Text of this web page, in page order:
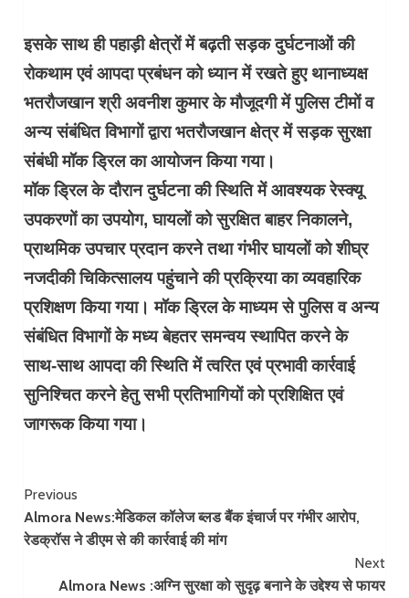
इसके साथ ही पहाड़ी क्षेत्रों में बढ़ती सड़क दुर्घटनाओं की
रोकथाम एवं आपदा प्रबंधन को ध्यान में रखते हुए थानाध्यक्ष
भतरौजखान श्री अवनीश कुमार के मौजूदगी में पुलिस टीमों व
अन्य संबंधित विभागों द्वारा भतरौजखान क्षेत्र में सड़क सुरक्षा
संबंधी मॉक ड्रिल का आयोजन किया गया।
मॉक ड्रिल के दौरान दुर्घटना की स्थिति में आवश्यक रेस्क्यू
उपकरणों का उपयोग, घायलों को सुरक्षित बाहर निकालने,
प्राथमिक उपचार प्रदान करने तथा गंभीर घायलों को शीघ्र
नजदीकी चिकित्सालय पहुंचाने की प्रक्रिया का व्यवहारिक
प्रशिक्षण किया गया। मॉक ड्रिल के माध्यम से पुलिस व अन्य
संबंधित विभागों के मध्य बेहतर समन्वय स्थापित करने के
साथ-साथ आपदा की स्थिति में त्वरित एवं प्रभावी कार्रवाई
सुनिश्चित करने हेतु सभी प्रतिभागियों को प्रशिक्षित एवं
जागरूक किया गया।
Continue
Reading
Previous
Almora News:मेडिकल कॉलेज ब्लड बैंक इंचार्ज पर गंभीर आरोप,
रेडक्रॉस ने डीएम से की कार्रवाई की मांग
Next
Almora News :अग्नि सुरक्षा को सुदृढ़ बनाने के उद्देश्य से फायर